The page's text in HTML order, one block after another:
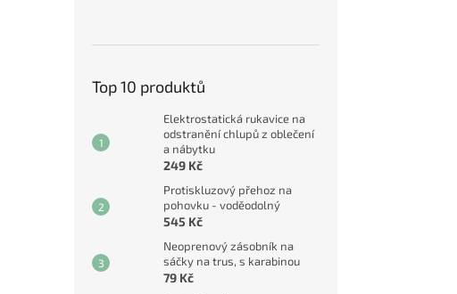
Top 10 produktů
Elektrostatická rukavice na
odstranění chlupů z oblečení
a nábytku
249 Kč
Protiskluzový přehoz na
pohovku - voděodolný
545 Kč
Neoprenový zásobník na
sáčky na trus, s karabinou
79 Kč